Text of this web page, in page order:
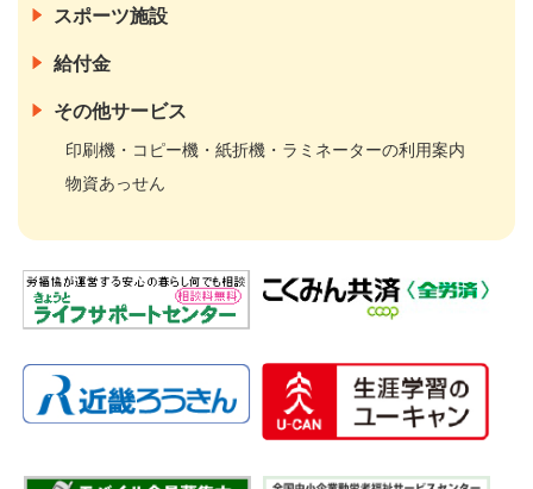
スポーツ施設
給付金
その他サービス
印刷機・コピー機・紙折機・ラミネーターの利用案内
物資あっせん